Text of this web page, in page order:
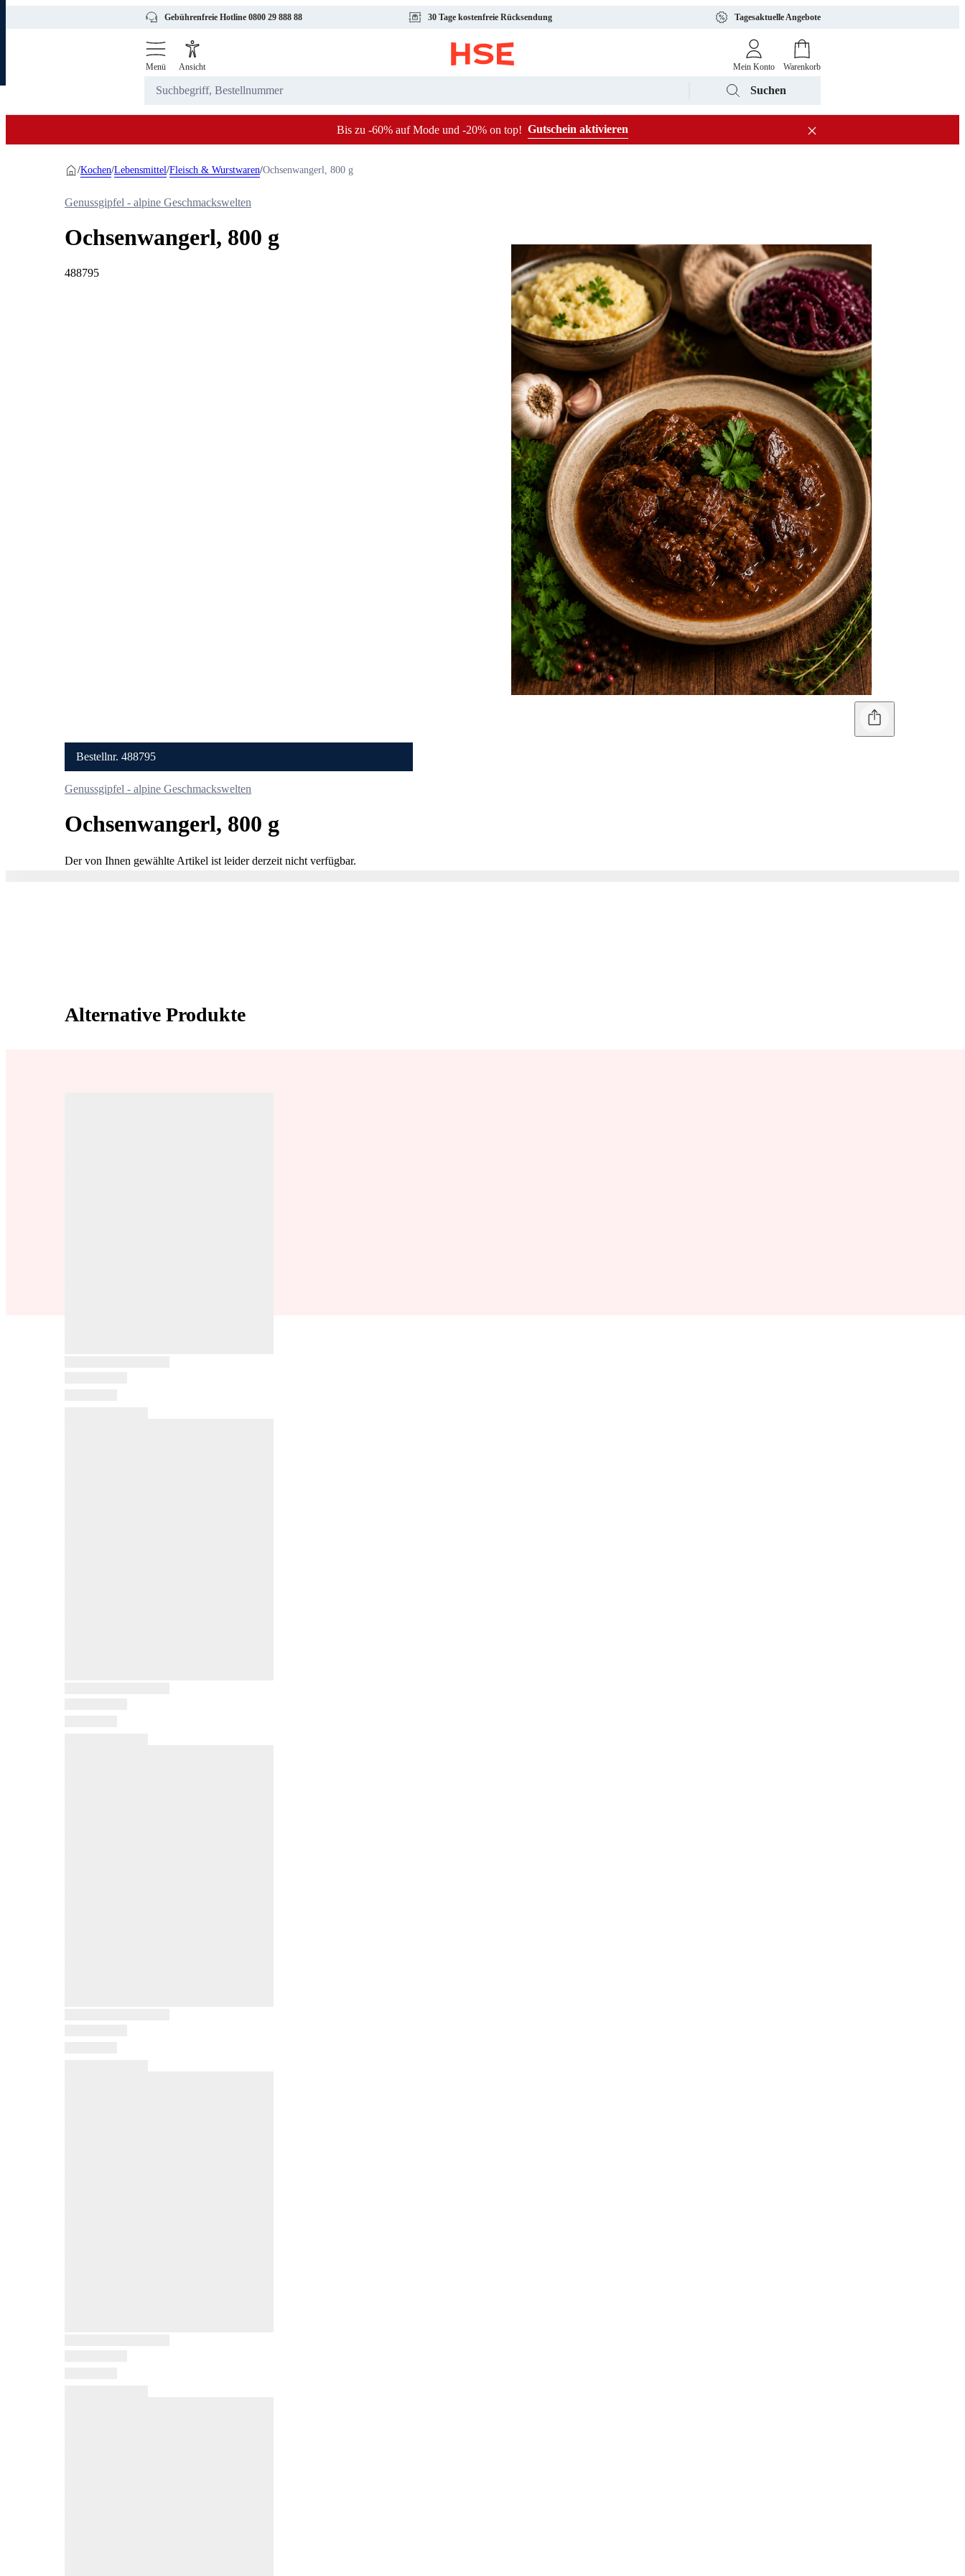
Gebührenfreie Hotline 0800 29 888 88 30 Tage kostenfreie Rücksendung Tagesaktuelle Angebote
Menü Ansicht Mein Konto Warenkorb
Suchen
Bis zu -60% auf Mode und -20% on top! Gutschein aktivieren
/Kochen/Lebensmittel/Fleisch & Wurstwaren/Ochsenwangerl, 800 g
Genussgipfel - alpine Geschmackswelten
Ochsenwangerl, 800 g
488795
Bestellnr. 488795
Genussgipfel - alpine Geschmackswelten
Ochsenwangerl, 800 g
Der von Ihnen gewählte Artikel ist leider derzeit nicht verfügbar.
Alternative Produkte